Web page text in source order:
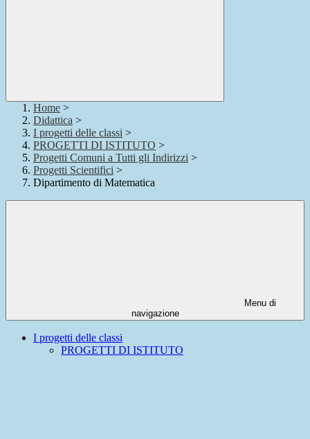
Home >
Didattica >
I progetti delle classi >
PROGETTI DI ISTITUTO >
Progetti Comuni a Tutti gli Indirizzi >
Progetti Scientifici >
Dipartimento di Matematica
Menu di
navigazione
I progetti delle classi
PROGETTI DI ISTITUTO